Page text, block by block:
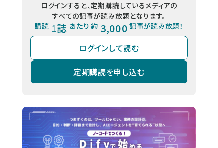
ログインすると、定期購読しているメディアの
すべての記事が読み放題となります。
購読 1誌 あたり 約 3,000 記事が読み放題！
ログインして読む
定期購読を申し込む